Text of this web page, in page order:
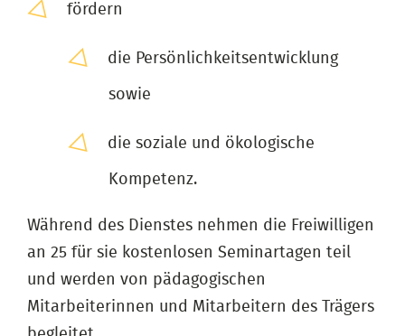
fördern
die Persönlichkeitsentwicklung
sowie
die soziale und ökologische
Kompetenz.
Während des Dienstes nehmen die Freiwilligen
an 25 für sie kostenlosen Seminartagen teil
und werden von pädagogischen
Mitarbeiterinnen und Mitarbeitern des Trägers